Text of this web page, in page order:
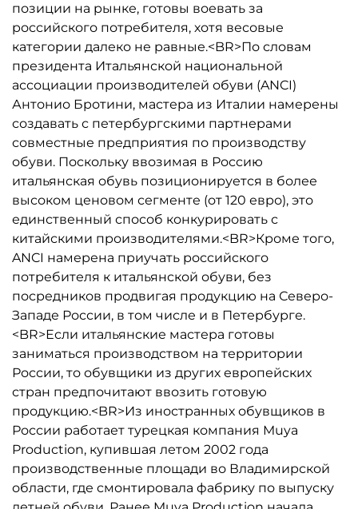
позиции на рынке, готовы воевать за
российского потребителя, хотя весовые
категории далеко не равные.<BR>По словам
президента Итальянской национальной
ассоциации производителей обуви (ANCI)
Антонио Бротини, мастера из Италии намерены
создавать с петербургскими партнерами
совместные предприятия по производству
обуви. Поскольку ввозимая в Россию
итальянская обувь позиционируется в более
высоком ценовом сегменте (от 120 евро), это
единственный способ конкурировать с
китайскими производителями.<BR>Кроме того,
ANCI намерена приучать российского
потребителя к итальянской обуви, без
посредников продвигая продукцию на Северо-
Западе России, в том числе и в Петербурге.
<BR>Если итальянские мастера готовы
заниматься производством на территории
России, то обувщики из других европейских
стран предпочитают ввозить готовую
продукцию.<BR>Из иностранных обувщиков в
России работает турецкая компания Muya
Production, купившая летом 2002 года
производственные площади во Владимирской
области, где смонтировала фабрику по выпуску